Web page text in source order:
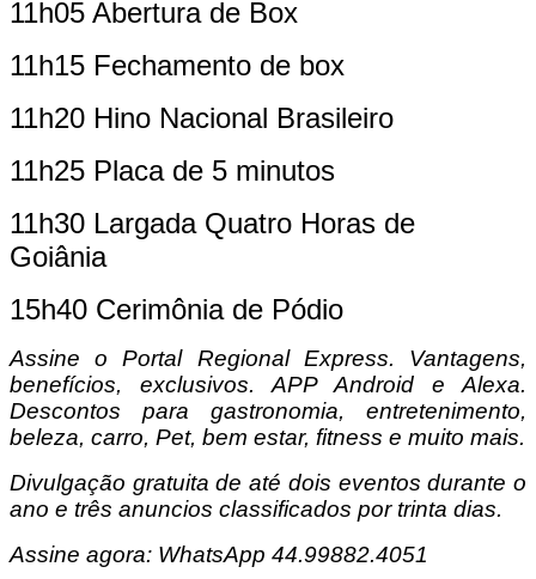
11h05 Abertura de Box
11h15 Fechamento de box
11h20 Hino Nacional Brasileiro
11h25 Placa de 5 minutos
11h30 Largada Quatro Horas de
Goiânia
15h40 Cerimônia de Pódio
Assine oPortal Regional Express. Vantagens,
benefícios, exclusivos. APP Android e Alexa.
Descontos para gastronomia, entretenimento,
beleza, carro, Pet, bem estar, fitness e muito mais.
Divulgação gratuita de até dois eventos durante o
ano e três anuncios classificados por trinta dias.
Assine agora: WhatsApp 44.99882.4051